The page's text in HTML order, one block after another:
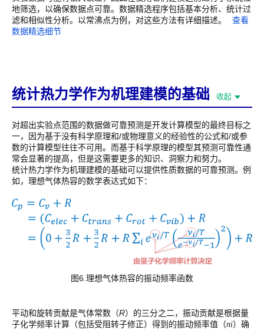
地筛选，以确保数据点可靠。数据精选程序包括基本分析、统计过
滤和相似性分析。以常沸点为例，对这些方法有详细描述。
查看
数据精选细节
统计热力学作为机理建模的基础 收起
对超出实验点范围的数据做可靠预测是开发计算模型的最终目标之
一，因为基于没有科学原理和/或物理意义的经验性的公式和/或参
数的计算模型往往不可用。而基于科学原理的模型其预测可靠性通
常会显著的提高，但是这需要更多的知识、洞察力和努力。
统计热力学作为机理建模的基础可以提供性质数据的可靠预测。例
如，理想气体热容的数学表达式如下：
图6.理想气体热容的振动频率函数
平动和旋转贡献是气体常数（R）的三分之二，振动贡献是根据量
子化学频率计算（包括受阻转子修正）得到的振动频率值（ni）确